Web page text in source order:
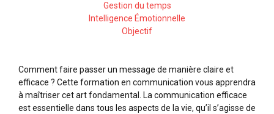
Gestion du temps
Intelligence Émotionnelle
Objectif
Comment faire passer un message de manière claire et
efficace ? Cette formation en communication vous apprendra
à maîtriser cet art fondamental. La communication efficace
est essentielle dans tous les aspects de la vie, qu’il s’agisse de